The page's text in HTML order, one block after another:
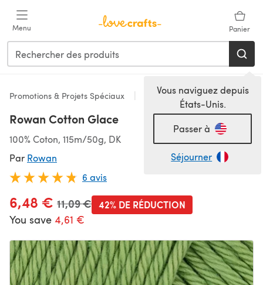
Menu Panier
Vous naviguez depuis
États-Unis.
Passer à
Séjourner
Promotions & Projets Spéciaux
Rowan Cotton Glace
100% Coton, 115m/50g, DK
Par Rowan
6 avis
6,48 € Ancien prix
11,09 €
You save 4,61 €
42% DE RÉDUCTION